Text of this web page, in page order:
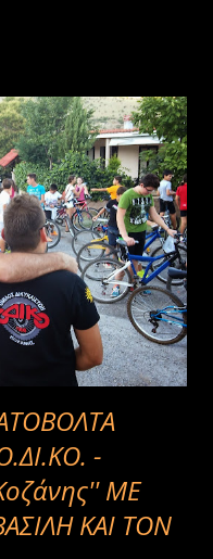
-
ΜΕ
ΚΑΙ ΤΟΝ